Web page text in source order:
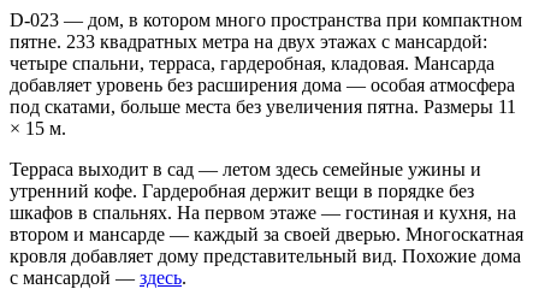
D-023 — дом, в котором много пространства при компактном
пятне. 233 квадратных метра на двух этажах с мансардой:
четыре спальни, терраса, гардеробная, кладовая. Мансарда
добавляет уровень без расширения дома — особая атмосфера
под скатами, больше места без увеличения пятна. Размеры 11
× 15 м.
Терраса выходит в сад — летом здесь семейные ужины и
утренний кофе. Гардеробная держит вещи в порядке без
шкафов в спальнях. На первом этаже — гостиная и кухня, на
втором и мансарде — каждый за своей дверью. Многоскатная
кровля добавляет дому представительный вид. Похожие дома
с мансардой — здесь.